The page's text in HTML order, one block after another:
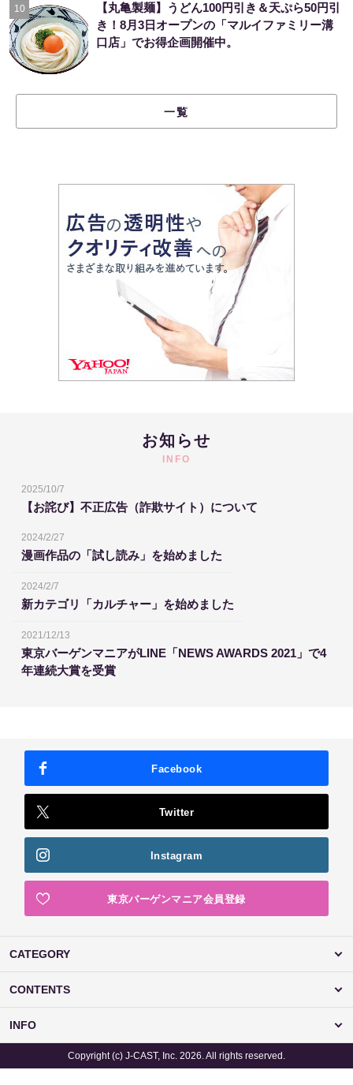
10
【丸亀製麺】うどん100円引き＆天ぷら50円引
き！8月3日オープンの「マルイファミリー溝
口店」でお得企画開催中。
一覧
お知らせ
INFO
2025/10/7
【お詫び】不正広告（詐欺サイト）について
2024/2/27
漫画作品の「試し読み」を始めました
2024/2/7
新カテゴリ「カルチャー」を始めました
2021/12/13
東京バーゲンマニアがLINE「NEWS AWARDS 2021」で4
年連続大賞を受賞
Facebook
Twitter
Instagram
東京バーゲンマニア会員登録
CATEGORY
CONTENTS
INFO
Copyright (c) J-CAST, Inc. 2026. All rights reserved.